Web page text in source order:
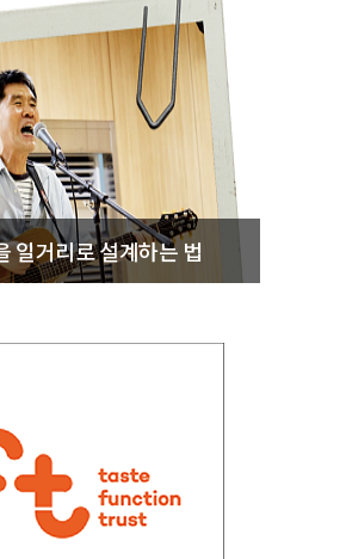
일거리로 설계하는 법